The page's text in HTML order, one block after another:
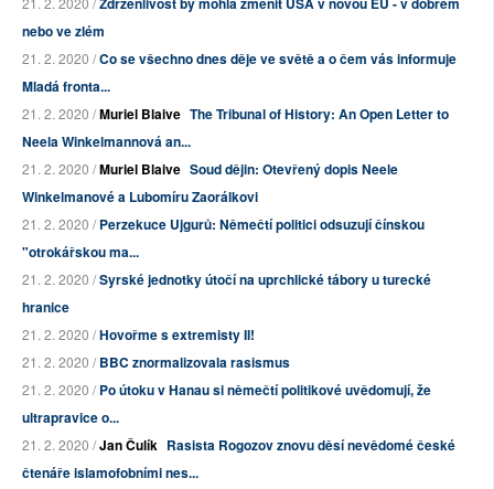
nebo ve zlém
21. 2. 2020 /Co se všechno dnes děje ve světě a o čem vás informuje
Mladá fronta...
21. 2. 2020 /Muriel Blaive The Tribunal of History: An Open Letter to
Neela Winkelmannová an...
21. 2. 2020 /Muriel Blaive Soud dějin: Otevřený dopis Neele
Winkelmanové a Lubomíru Zaorálkovi
21. 2. 2020 /Perzekuce Ujgurů: Němečtí politici odsuzují čínskou
"otrokářskou ma...
21. 2. 2020 /Syrské jednotky útočí na uprchlické tábory u turecké
hranice
21. 2. 2020 /Hovořme s extremisty II!
21. 2. 2020 /BBC znormalizovala rasismus
21. 2. 2020 /Po útoku v Hanau si němečtí politikové uvědomují, že
ultrapravice o...
21. 2. 2020 /Jan Čulík Rasista Rogozov znovu děsí nevědomé české
čtenáře islamofobními nes...